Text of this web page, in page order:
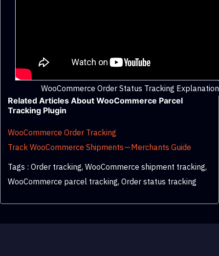
WooCommerce Order Status Tracking Explanation
Related Articles About WooCommerce Parcel
Tracking Plugin
WooCommerce Order Tracking
Track WooCommerce Shipments — Merchants Guide
Tags : Order tracking, WooCommerce shipment tracking,
WooCommerce parcel tracking, Order status tracking